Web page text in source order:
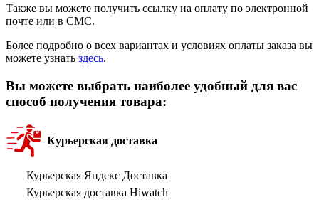
Также вы можете получить ссылку на оплату по электронной
почте или в СМС.
Более подробно о всех вариантах и условиях оплаты заказа вы
можете узнать здесь.
Вы можете выбрать наиболее удобный для вас
способ получения товара:
Курьерская доставка
Курьерская Яндекс Доставка
Курьерская доставка Hiwatch